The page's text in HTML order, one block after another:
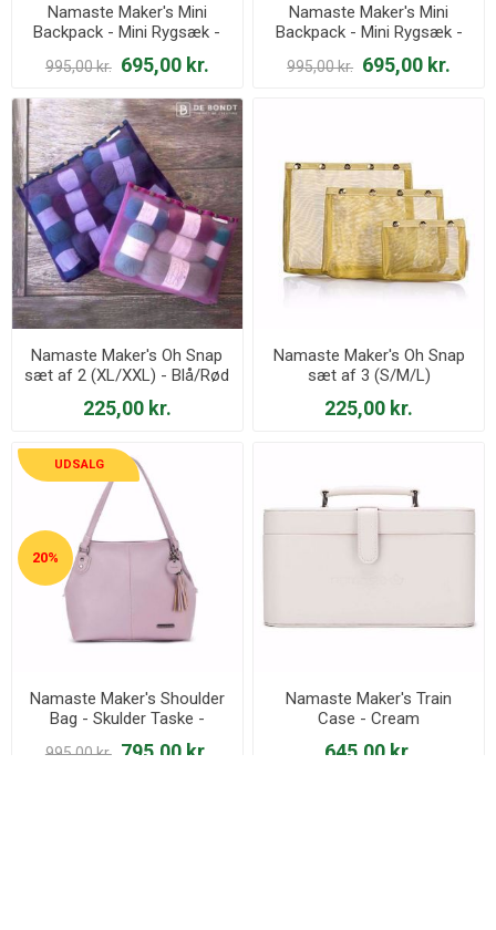
Namaste Maker's Mini
Backpack - Mini Rygsæk -
995,00 kr. 695,00 kr.
Namaste Maker's Mini
Backpack - Mini Rygsæk -
995,00 kr. 695,00 kr.
Namaste Maker's Oh Snap
sæt af 2 (XL/XXL) - Blå/Rød
225,00 kr.
Namaste Maker's Oh Snap
sæt af 3 (S/M/L)
225,00 kr.
UDSALG
20%
Namaste Maker's Shoulder
Bag - Skulder Taske -
995,00 kr. 795,00 kr.
Namaste Maker's Train
Case - Cream
645,00 kr.